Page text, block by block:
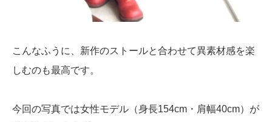
こんなふうに、新作のストールと合わせて異素材感を楽
しむのも最高です。
今回の写真では女性モデル（身長154cm・肩幅40cm）が